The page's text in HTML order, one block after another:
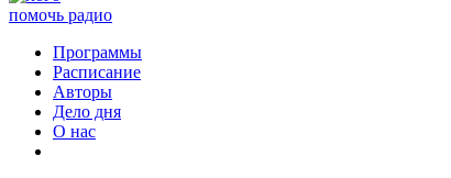
помочь радио
Программы
Расписание
Авторы
Дело дня
О нас